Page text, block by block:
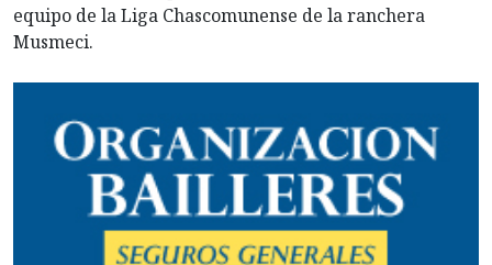
equipo de la Liga Chascomunense de la ranchera
Musmeci.